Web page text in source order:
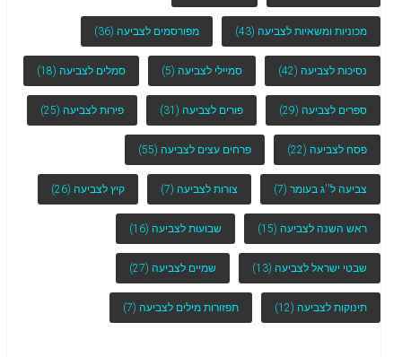
מכוניות ומשאיות לצביעה (43) מפורסמים לצביעה (36)
נסיכות לצביעה (42) סמיילי לצביעה (5) סמלים לצביעה (18)
ספרים לצביעה (29) פורים לצביעה (31) פירות לצביעה (25)
פסח לצביעה (22) פרחים עצים לצביעה (55)
צביעה ל''ג בעומר (7) צורות לצביעה (7) קיץ לצביעה (26)
ראש השנה לצביעה (15) שבועות לצביעה (16)
שבטי ישראל לצביעה (13) שמיים לצביעה (27)
תינוקות לצביעה (12) תפזורות מילים לצביעה (7)